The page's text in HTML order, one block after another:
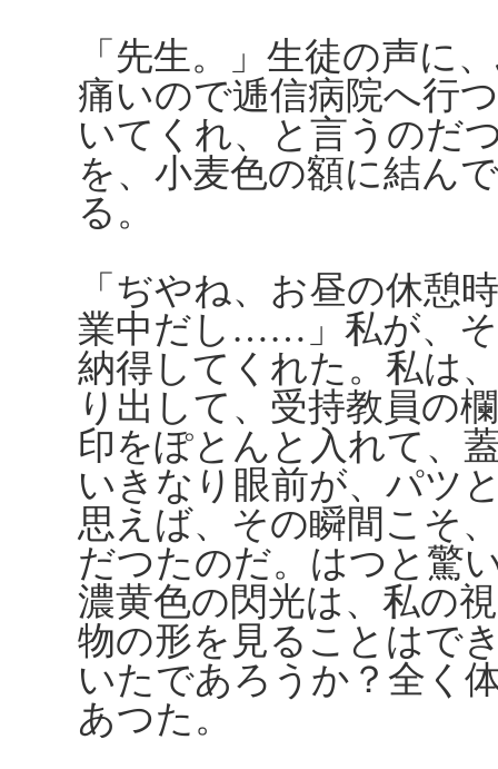
「先生。」生徒の声に
痛いので逓信病院へ行
いてくれ、と言うのだ
を、小麦色の額に結ん
る。
「ぢやね、お昼の休憩
業中だし……」私が、そ
納得してくれた。私は
り出して、受持教員の
印をぽとんと入れて、
いきなり眼前が、パツ
思えば、その瞬間こそ
だつたのだ。はつと驚
濃黄色の閃光は、私の
物の形を見ることはで
いたであろうか？全く
あつた。